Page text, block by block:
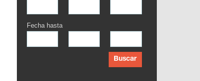
Fecha hasta
Buscar